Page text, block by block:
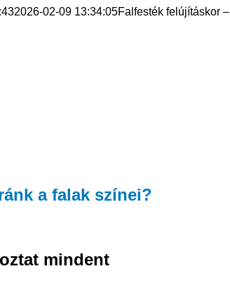
2026-02-09 13:34:05Falfesték felújításkor –
a falak színei?
mindent